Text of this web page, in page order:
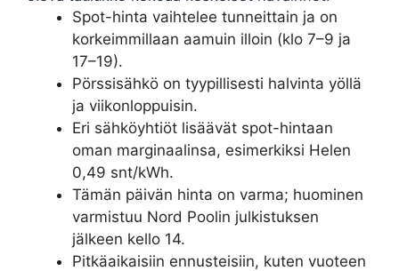
Spot-hinta vaihtelee tunneittain ja on
korkeimmillaan aamuin illoin (klo 7–9 ja
17–19).
Pörssisähkö on tyypillisesti halvinta yöllä
ja viikonloppuisin.
Eri sähköyhtiöt lisäävät spot-hintaan
oman marginaalinsa, esimerkiksi Helen
0,49 snt/kWh.
Tämän päivän hinta on varma; huominen
varmistuu Nord Poolin julkistuksen
jälkeen kello 14.
Pitkäaikaisiin ennusteisiin, kuten vuoteen